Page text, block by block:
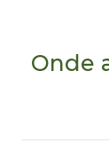
Onde